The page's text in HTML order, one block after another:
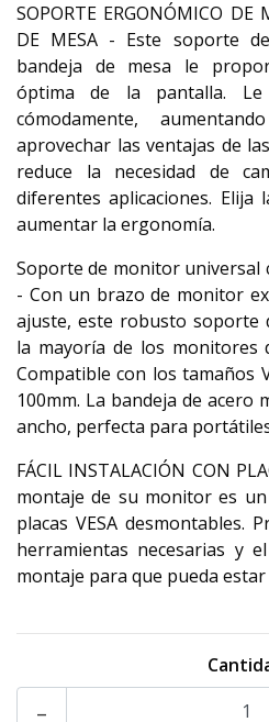
SOPORTE ERGONÓMICO DE
DE MESA - Este soporte
bandeja de mesa le
óptima de la pantalla.
cómodamente,
aprovechar las ventajas de
reduce la necesidad de
diferentes aplicaciones. Elija
aumentar la ergonomía.
Soporte de monitor universal
- Con un brazo de monitor
ajuste, este robusto soporte
la mayoría de los monitores
Compatible con los tamaños
100mm. La bandeja de acero
ancho, perfecta para
FÁCIL INSTALACIÓN CON
montaje de su monitor es
placas VESA desmontables.
herramientas necesarias y
montaje para que pueda
-